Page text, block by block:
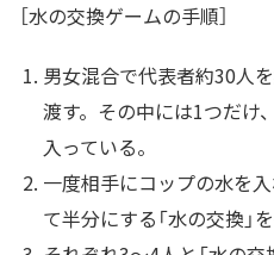
［水の交換ゲームの手順］
男女混合で代表者約30人
渡す。その中には1つだけ
入っている。
一度相手にコップの水を
て半分にする「水の交換」を